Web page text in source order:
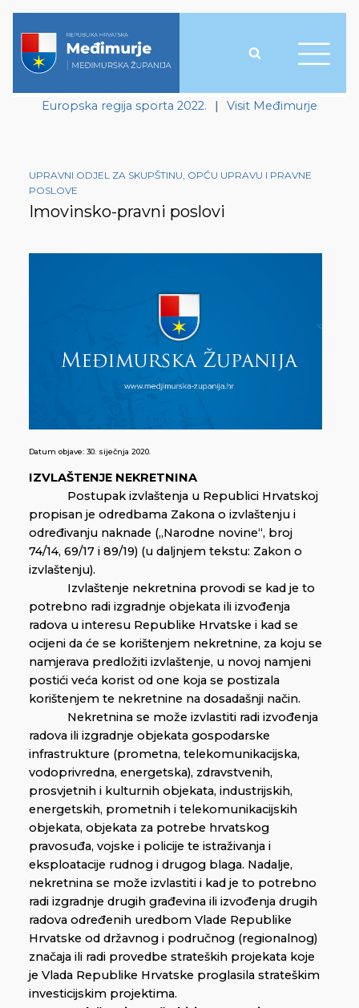
Europska regija sporta 2022. | Visit Međimurje
UPRAVNI ODJEL ZA SKUPŠTINU, OPĆU UPRAVU I PRAVNE
POSLOVE
Imovinsko-pravni poslovi
Datum objave: 30. siječnja 2020.
IZVLAŠTENJE NEKRETNINA
Postupak izvlaštenja u Republici Hrvatskoj
propisan je odredbama Zakona o izvlaštenju i
određivanju naknade („Narodne novine“, broj
74/14, 69/17 i 89/19) (u daljnjem tekstu: Zakon o
izvlaštenju).
Izvlaštenje nekretnina provodi se kad je to
potrebno radi izgradnje objekata ili izvođenja
radova u interesu Republike Hrvatske i kad se
ocijeni da će se korištenjem nekretnine, za koju se
namjerava predložiti izvlaštenje, u novoj namjeni
postići veća korist od one koja se postizala
korištenjem te nekretnine na dosadašnji način.
Nekretnina se može izvlastiti radi izvođenja
radova ili izgradnje objekata gospodarske
infrastrukture (prometna, telekomunikacijska,
vodoprivredna, energetska), zdravstvenih,
prosvjetnih i kulturnih objekata, industrijskih,
energetskih, prometnih i telekomunikacijskih
objekata, objekata za potrebe hrvatskog
pravosuđa, vojske i policije te istraživanja i
eksploatacije rudnog i drugog blaga. Nadalje,
nekretnina se može izvlastiti i kad je to potrebno
radi izgradnje drugih građevina ili izvođenja drugih
radova određenih uredbom Vlade Republike
Hrvatske od državnog i područnog (regionalnog)
značaja ili radi provedbe strateških projekata koje
je Vlada Republike Hrvatske proglasila strateškim
investicijskim projektima.